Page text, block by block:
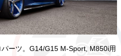
ーツ。G14/G15 M-Sport, M850i用